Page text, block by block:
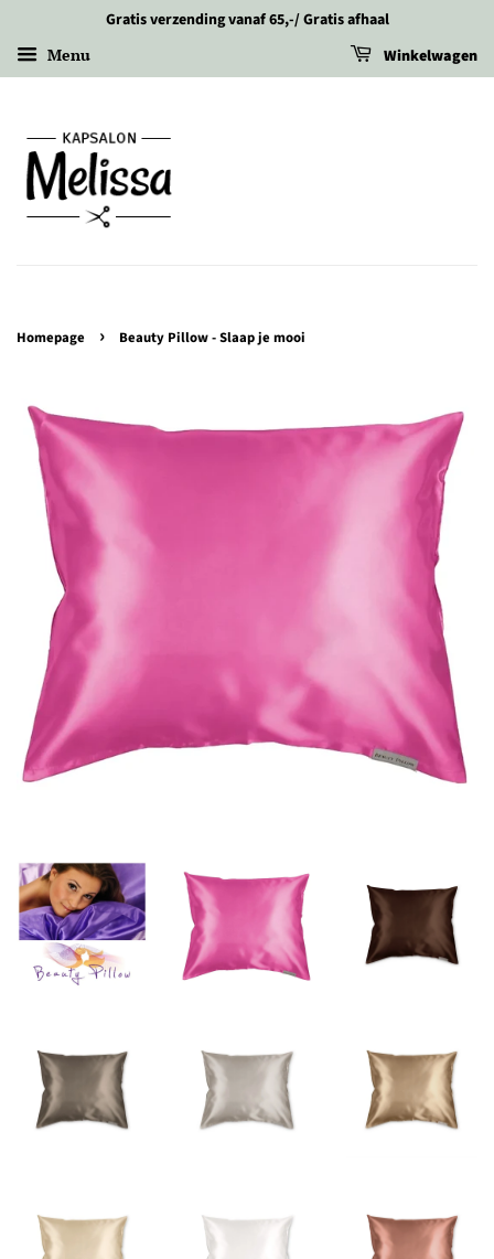
Gratis verzending vanaf 65,-/ Gratis afhaal
Menu Winkelwagen
Homepage › Beauty Pillow - Slaap je mooi